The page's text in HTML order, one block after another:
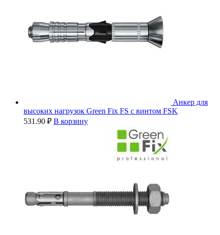
Анкер для
высоких нагрузок Green Fix FS с винтом FSK
531.90 ₽ В корзину